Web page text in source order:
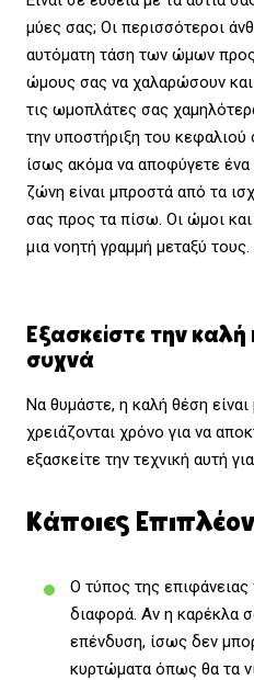
μύες σας; Οι περισσότεροι
αυτόματη τάση των ώμων
ώμους σας να χαλαρώσουν
τις ωμοπλάτες σας
την υποστήριξη του κεφαλιού
ίσως ακόμα να αποφύγετε
ζώνη είναι μπροστά από τα
σας προς τα πίσω. Οι ώμοι και
μια νοητή γραμμή μεταξύ τους.
Εξασκείστε την
συχνά
Να θυμάστε, η καλή θέση είναι
χρειάζονται χρόνο για να
εξασκείτε την τεχνική αυτή
Κάποιες
Ο τύπος της
διαφορά. Αν η καρέκλα
επένδυση, ίσως δεν
κυρτώματα όπως θα τα